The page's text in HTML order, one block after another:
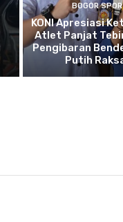
BOGOR
KONI Apresiasi
Atlet Panjat
Pengibaran
Putih